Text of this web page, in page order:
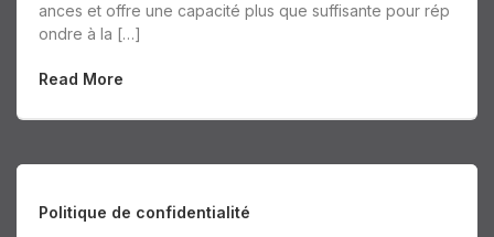
ances et offre une capacité plus que suffisante pour rép
ondre à la […]
Read More
Politique de confidentialité